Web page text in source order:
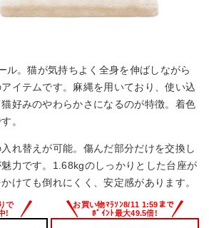
ル。猫が気持ちよく全身を伸ばしながら
イテムです。麻縄を用いており、使い込
好みのやわらかさになるのが特徴。着色
。
れ替えが可能。傷んだ部分だけを交換し
力です。1.68kgのしっかりとした台座が
けても倒れにくく、安定感があります。